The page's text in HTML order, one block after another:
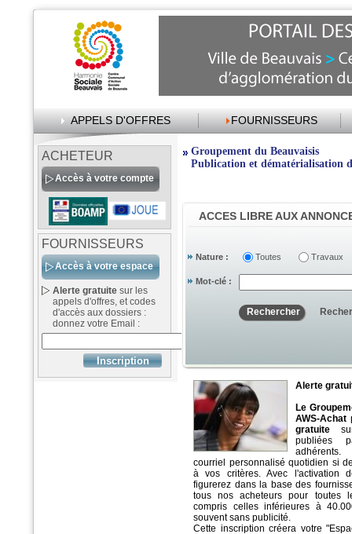
APPELS D'OFFRES FOURNISSEURS
ACHETEUR
Accès à votre compte
FOURNISSEURS
Accès à votre espace
Alerte gratuite sur les
appels d'offres, et codes
d'accès aux dossiers :
donnez votre Email :
Groupement du Beauvaisis
Publication et dématérialisation
ACCES LIBRE AUX
Nature : Toutes Travaux
Mot-clé :
Alerte
Le
AWS-Achat
gratuite
publiées
courriel personnalisé quotidien si
à vos critères. Avec l'activation
figurerez dans la base des
tous nos acheteurs pour toutes
compris celles inférieures à
souvent sans publicité.
Cette inscription créera votre